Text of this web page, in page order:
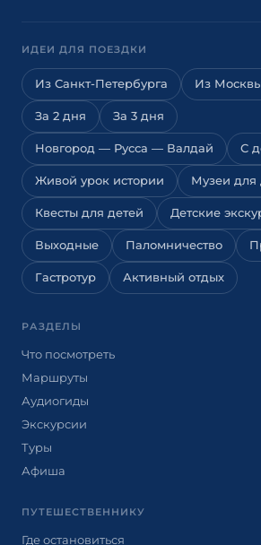
ИДЕИ ДЛЯ ПОЕЗДКИ
Из Санкт-Петербурга Из
За 2 дня За 3 дня
Новгород — Русса — Валдай С
Живой урок истории Музеи для
Квесты для детей Детские
Выходные Паломничество
Гастротур Активный отдых
РАЗДЕЛЫ
Что посмотреть
Маршруты
Аудиогиды
Экскурсии
Туры
Афиша
ПУТЕШЕСТВЕННИКУ
Где остановиться